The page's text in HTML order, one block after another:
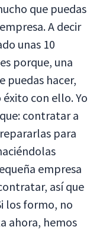
que puedas
A decir
unas 10
porque, una
puedas hacer,
con ello. Yo
contratar a
para
empresa
así que
los formo, no
ahora, hemos